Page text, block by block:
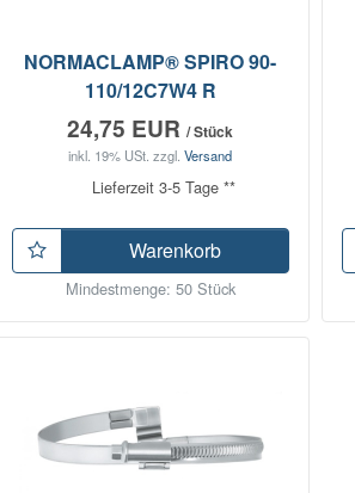
NORMACLAMP® SPIRO 90-
110/12C7W4 R
24,75 EUR/ Stück
inkl. 19% USt. zzgl.Versand
Lieferzeit 3-5 Tage **
Warenkorb
Mindestmenge: 50 Stück